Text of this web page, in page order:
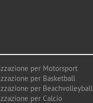
per Motorsport
per Basketball
per Beachvolleyball
per Calcio